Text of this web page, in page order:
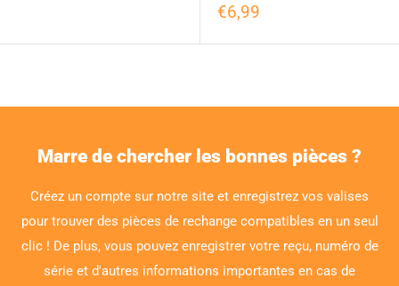
€6,99
Marre de chercher les bonnes pièces ?
Créez un compte sur notre site et enregistrez vos valises
pour trouver des pièces de rechange compatibles en un seul
clic ! De plus, vous pouvez enregistrer votre reçu, numéro de
série et d'autres informations importantes en cas de